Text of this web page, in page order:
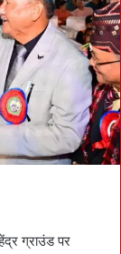
ग्राउंड पर